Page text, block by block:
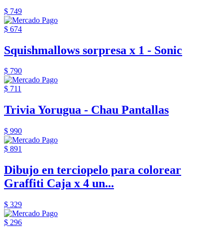
$ 749
$ 674
Squishmallows sorpresa x 1 - Sonic
$ 790
$ 711
Trivia Yorugua - Chau Pantallas
$ 990
$ 891
Dibujo en terciopelo para colorear
Graffiti Caja x 4 un...
$ 329
$ 296